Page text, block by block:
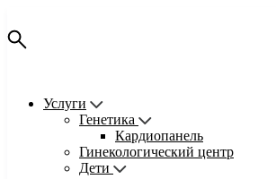
Услуги
Генетика
Кардиопанель
Гинекологический центр
Дети